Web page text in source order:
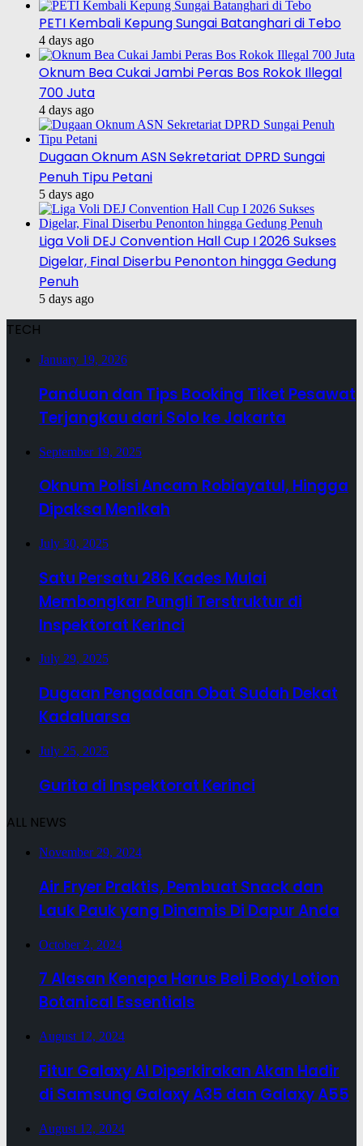
PETI Kembali Kepung Sungai Batanghari di Tebo
4 days ago
Oknum Bea Cukai Jambi Peras Bos Rokok Illegal
700 Juta
4 days ago
Dugaan Oknum ASN Sekretariat DPRD Sungai
Penuh Tipu Petani
5 days ago
Liga Voli DEJ Convention Hall Cup I 2026 Sukses
Digelar, Final Diserbu Penonton hingga Gedung
Penuh
5 days ago
TECH
January 19, 2026
Panduan dan Tips Booking Tiket Pesawat
Terjangkau dari Solo ke Jakarta
September 19, 2025
Oknum Polisi Ancam Robiayatul, Hingga
Dipaksa Menikah
July 30, 2025
Satu Persatu 286 Kades Mulai
Membongkar Pungli Terstruktur di
Inspektorat Kerinci
July 29, 2025
Dugaan Pengadaan Obat Sudah Dekat
Kadaluarsa
July 25, 2025
Gurita di Inspektorat Kerinci
ALL NEWS
November 29, 2024
Air Fryer Praktis, Pembuat Snack dan
Lauk Pauk yang Dinamis Di Dapur Anda
October 2, 2024
7 Alasan Kenapa Harus Beli Body Lotion
Botanical Essentials
August 12, 2024
Fitur Galaxy AI Diperkirakan Akan Hadir
di Samsung Galaxy A35 dan Galaxy A55
August 12, 2024